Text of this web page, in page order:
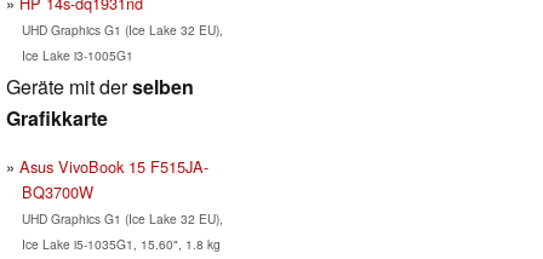
UHD Graphics G1 (Ice Lake 32 EU),
Ice Lake i3-1005G1
Geräte mit derselben
Grafikkarte
Asus VivoBook 15 F515JA-
BQ3700W
UHD Graphics G1 (Ice Lake 32 EU),
Ice Lake i5-1035G1, 15.60", 1.8 kg